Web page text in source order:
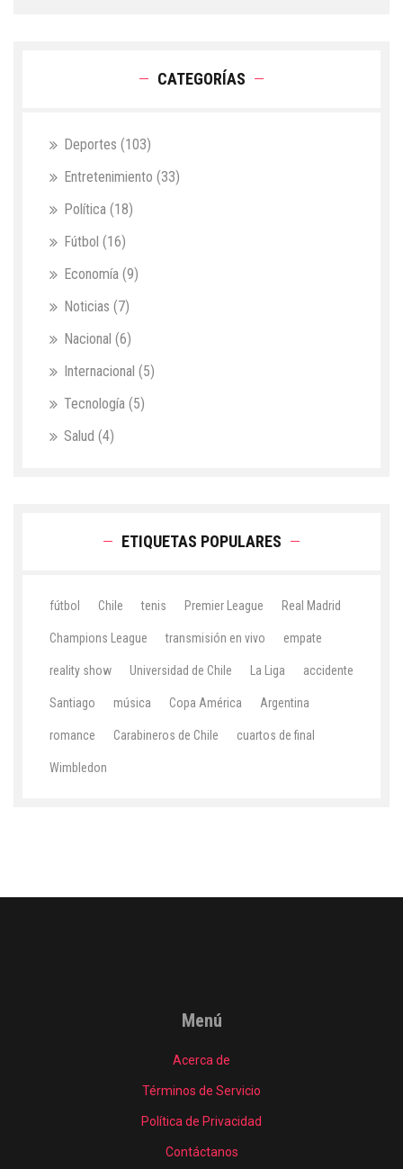
CATEGORÍAS
Deportes (103)
Entretenimiento (33)
Política (18)
Fútbol (16)
Economía (9)
Noticias (7)
Nacional (6)
Internacional (5)
Tecnología (5)
Salud (4)
ETIQUETAS POPULARES
fútbol Chile tenis Premier League Real Madrid
Champions League transmisión en vivo empate
reality show Universidad de Chile La Liga accidente
Santiago música Copa América Argentina
romance Carabineros de Chile cuartos de final
Wimbledon
Menú
Acerca de
Términos de Servicio
Política de Privacidad
Contáctanos